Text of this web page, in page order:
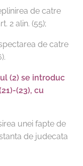
de catre
2 alin. (55);
de catre
(2) se introduc
(23), cu
unei fapte de
de judecata